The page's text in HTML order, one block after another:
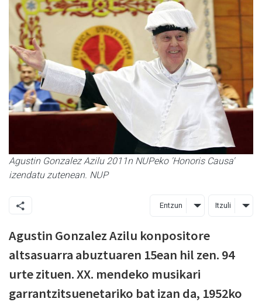
Agustin Gonzalez Azilu 2011n NUPeko 'Honoris Causa'
izendatu zutenean. NUP
Entzun Itzuli
Agustin Gonzalez Azilu konpositore
altsasuarra abuztuaren 15ean hil zen. 94
urte zituen. XX. mendeko musikari
garrantzitsuenetariko bat izan da, 1952ko